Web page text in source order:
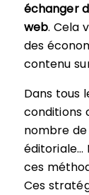
échanger
web. Cela
des
contenu
Dans tous
conditions
nombre
éditoriale…
ces
Ces